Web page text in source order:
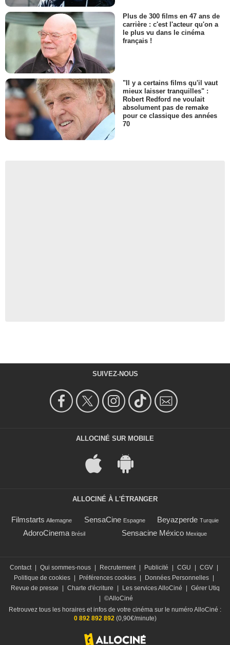
Plus de 300 films en 47 ans de
carrière : c'est l'acteur qu'on a
le plus vu dans le cinéma
français !
"Il y a certains films qu'il vaut
mieux laisser tranquilles" :
Robert Redford ne voulait
absolument pas de remake
pour ce classique des années
70
SUIVEZ-NOUS
ALLOCINÉ SUR MOBILE
ALLOCINÉ À L'ÉTRANGER
Filmstarts Allemagne SensaCine Espagne Beyazperde Turquie
AdoroCinema Brésil Sensacine México Mexique
Contact Qui sommes-nous Recrutement Publicité CGU CGV
Politique de cookies
Préférences cookies Données Personnelles
Revue de presse
Charte d'écriture Les services AlloCiné
Gérer Utiq
©AlloCiné
Retrouvez tous les horaires et infos de votre cinéma sur le numéro AlloCiné :
0 892 892 892(0,90€/minute)